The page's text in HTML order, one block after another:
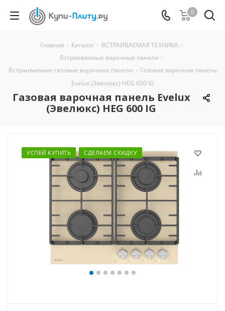
0
Главная - Каталог - ВСТРАИВАЕМАЯ ТЕХНИКА -
Встраиваемые варочные панели -
Встраиваемые газовые варочные панели - Газовая варочная панель
Evelux (Эвелюкс) HEG 600 IG
Газовая варочная панель Evelux
(Эвелюкс) HEG 600 IG
УСПЕЙ КУПИТЬ СДЕЛАЕМ СКИДКУ